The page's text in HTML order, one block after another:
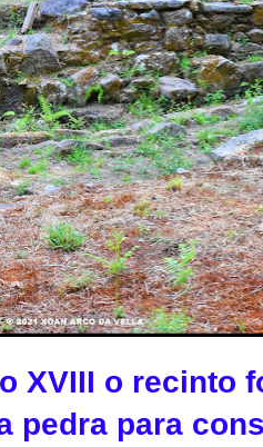
o recinto
pedra para